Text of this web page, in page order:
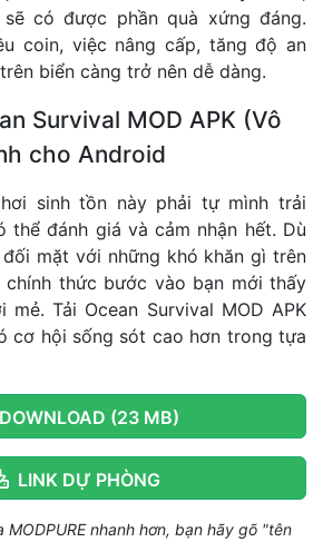
có được phần quà xứng đáng.
coin, việc nâng cấp, tăng độ an
biển càng trở nên dễ dàng.
Survival MOD APK (Vô
cho Android
sinh tồn này phải tự mình trải
thể đánh giá và cảm nhận hết. Dù
mặt với những khó khăn gì trên
chính thức bước vào bạn mới thấy
Tải Ocean Survival MOD APK
cơ hội sống sót cao hơn trong tựa
DOWNLOAD (23 MB)
LINK DỰ PHÒNG
nhanh hơn, bạn hãy gõ "tên